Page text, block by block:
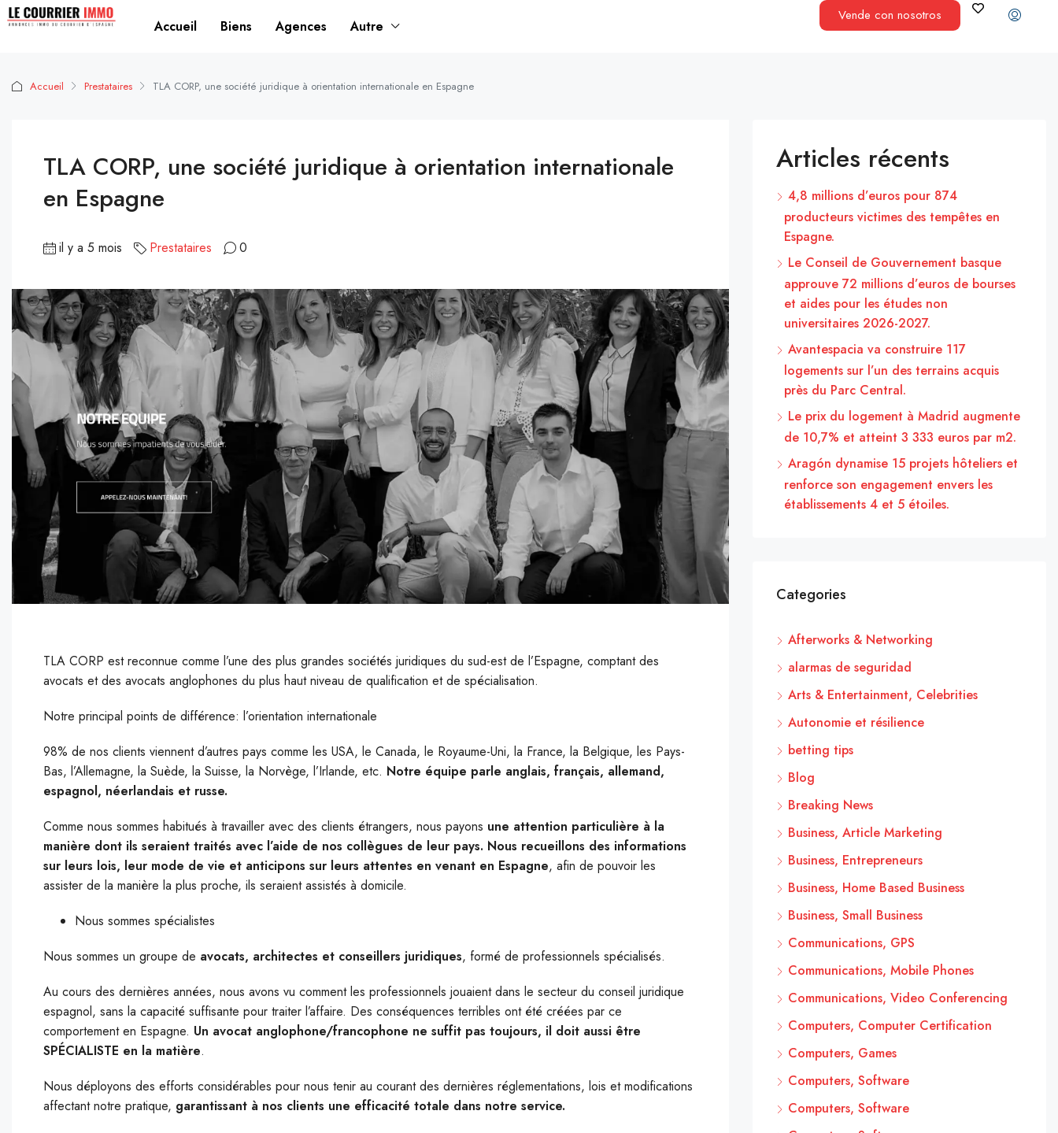
Accueil Biens Agences Autre
Vende con nosotros
Accueil Prestataires TLA CORP, une société juridique à orientation internationale en Espagne
TLA CORP, une société juridique à orientation internationale
en Espagne
il y a 5 mois Prestataires 0
TLA CORP est reconnue comme l’une des plus grandes sociétés juridiques du sud-est de l’Espagne, comptant des
avocats et des avocats anglophones du plus haut niveau de qualification et de spécialisation.
Notre principal points de différence: l’orientation internationale
98% de nos clients viennent d’autres pays comme les USA, le Canada, le Royaume-Uni, la France, la Belgique, les Pays-
Bas, l’Allemagne, la Suède, la Suisse, la Norvège, l’Irlande, etc. Notre équipe parle anglais, français, allemand,
espagnol, néerlandais et russe.
Comme nous sommes habitués à travailler avec des clients étrangers, nous payons une attention particulière à la
manière dont ils seraient traités avec l’aide de nos collègues de leur pays. Nous recueillons des informations
sur leurs lois, leur mode de vie et anticipons sur leurs attentes en venant en Espagne, afin de pouvoir les
assister de la manière la plus proche, ils seraient assistés à domicile.
Nous sommes spécialistes
Nous sommes un groupe de avocats, architectes et conseillers juridiques, formé de professionnels spécialisés.
Au cours des dernières années, nous avons vu comment les professionnels jouaient dans le secteur du conseil juridique
espagnol, sans la capacité suffisante pour traiter l’affaire. Des conséquences terribles ont été créées par ce
comportement en Espagne. Un avocat anglophone/francophone ne suffit pas toujours, il doit aussi être
SPÉCIALISTE en la matière.
Nous déployons des efforts considérables pour nous tenir au courant des dernières réglementations, lois et modifications
affectant notre pratique, garantissant à nos clients une efficacité totale dans notre service.
Articles récents
4,8 millions d’euros pour 874
producteurs victimes des tempêtes en
Espagne.
Le Conseil de Gouvernement basque
approuve 72 millions d’euros de bourses
et aides pour les études non
universitaires 2026-2027.
Avantespacia va construire 117
logements sur l’un des terrains acquis
près du Parc Central.
Le prix du logement à Madrid augmente
de 10,7% et atteint 3 333 euros par m2.
Aragón dynamise 15 projets hôteliers et
renforce son engagement envers les
établissements 4 et 5 étoiles.
Categories
Afterworks & Networking
alarmas de seguridad
Arts & Entertainment, Celebrities
Autonomie et résilience
betting tips
Blog
Breaking News
Business, Article Marketing
Business, Entrepreneurs
Business, Home Based Business
Business, Small Business
Communications, GPS
Communications, Mobile Phones
Communications, Video Conferencing
Computers, Computer Certification
Computers, Games
Computers, Software
Computers, Software